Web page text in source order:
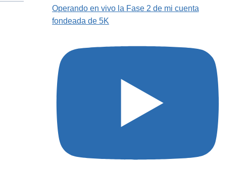
Operando en vivo la Fase 2 de mi cuenta
fondeada de 5K